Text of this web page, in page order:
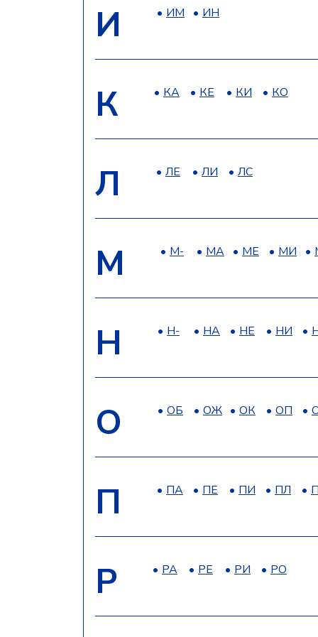
И ИМ ИН
К КА КЕ КИ КО
Л ЛЕ ЛИ ЛС
М М- МА МЕ МИ
Н Н- НА НЕ НИ
О ОБ ОЖ ОК ОП
П ПА ПЕ ПИ ПЛ
Р РА РЕ РИ РО